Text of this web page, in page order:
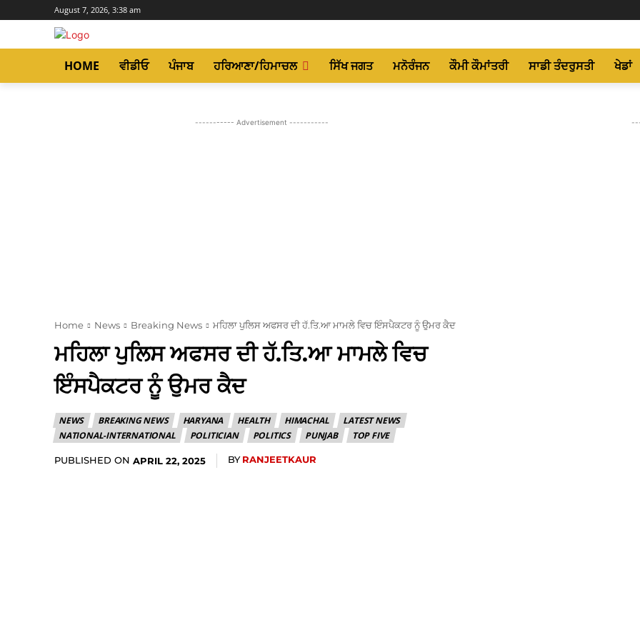
August 7, 2026, 3:38 am
HOME ਵੀਡੀਓ ਪੰਜਾਬ ਹਰਿਆਣਾ/ਹਿਮਾਚਲ ਸਿੱਖ ਜਗਤ ਮਨੋਰੰਜਨ ਕੌਮੀ ਕੌਮਾਂਤਰੀ ਸਾਡੀ ਤੰਦਰੁਸਤੀ ਖੇਡਾਂ
----------- Advertisement -----------
Home News Breaking News ਮਹਿਲਾ ਪੁਲਿਸ ਅਫਸਰ ਦੀ ਹੱ.ਤਿ.ਆ ਮਾਮਲੇ ਵਿਚ ਇੰਸਪੈਕਟਰ ਨੂੰ ਉਮਰ ਕੈਦ
ਮਹਿਲਾ ਪੁਲਿਸ ਅਫਸਰ ਦੀ ਹੱ.ਤਿ.ਆ ਮਾਮਲੇ ਵਿਚ
ਇੰਸਪੈਕਟਰ ਨੂੰ ਉਮਰ ਕੈਦ
NEWS BREAKING NEWS HARYANA HEALTH HIMACHAL
LATEST NEWS
NATIONAL-INTERNATIONAL
POLITICIAN POLITICS PUNJAB TOP FIVE
PUBLISHED ON APRIL 22, 2025 BY RANJEETKAUR